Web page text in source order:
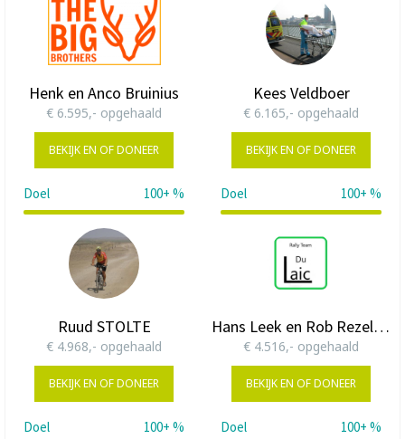
Henk en Anco Bruinius
€ 6.595,- opgehaald
BEKIJK EN OF DONEER
Doel 100+ %
132%
Kees Veldboer
€ 6.165,- opgehaald
BEKIJK EN OF DONEER
Doel 100+ %
Ruud STOLTE
€ 4.968,- opgehaald
BEKIJK EN OF DONEER
Doel 100+ %
Hans Leek en Rob Rezelman
€ 4.516,- opgehaald
BEKIJK EN OF DONEER
Doel 100+ %